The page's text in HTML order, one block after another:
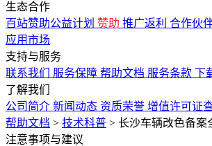
生态合作
百站赞助公益计划 赞助 推广返利 合作伙
应用市场
支持与服务
联系我们
服务保障 帮助文档 服务条款 下
了解我们
公司简介 新闻动态 资质荣誉 增值许可证
帮助文档 > 技术科普 > 长沙车辆改色备案
注意事项与建议